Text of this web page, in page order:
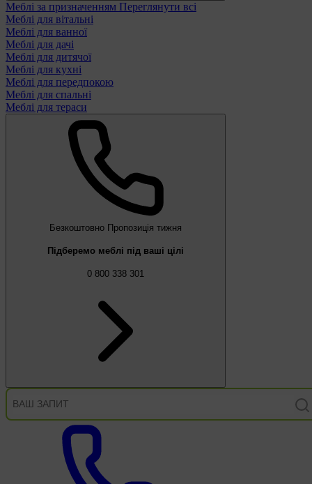
Меблі за призначенням Переглянути всі
Меблі для вітальні
Меблі для ванної
Меблі для дачі
Меблі для дитячої
Меблі для кухні
Меблі для передпокою
Меблі для спальні
Меблі для тераси
Безкоштовно Пропозиція тижня
Підберемо меблі під ваші цілі
0 800 338 301